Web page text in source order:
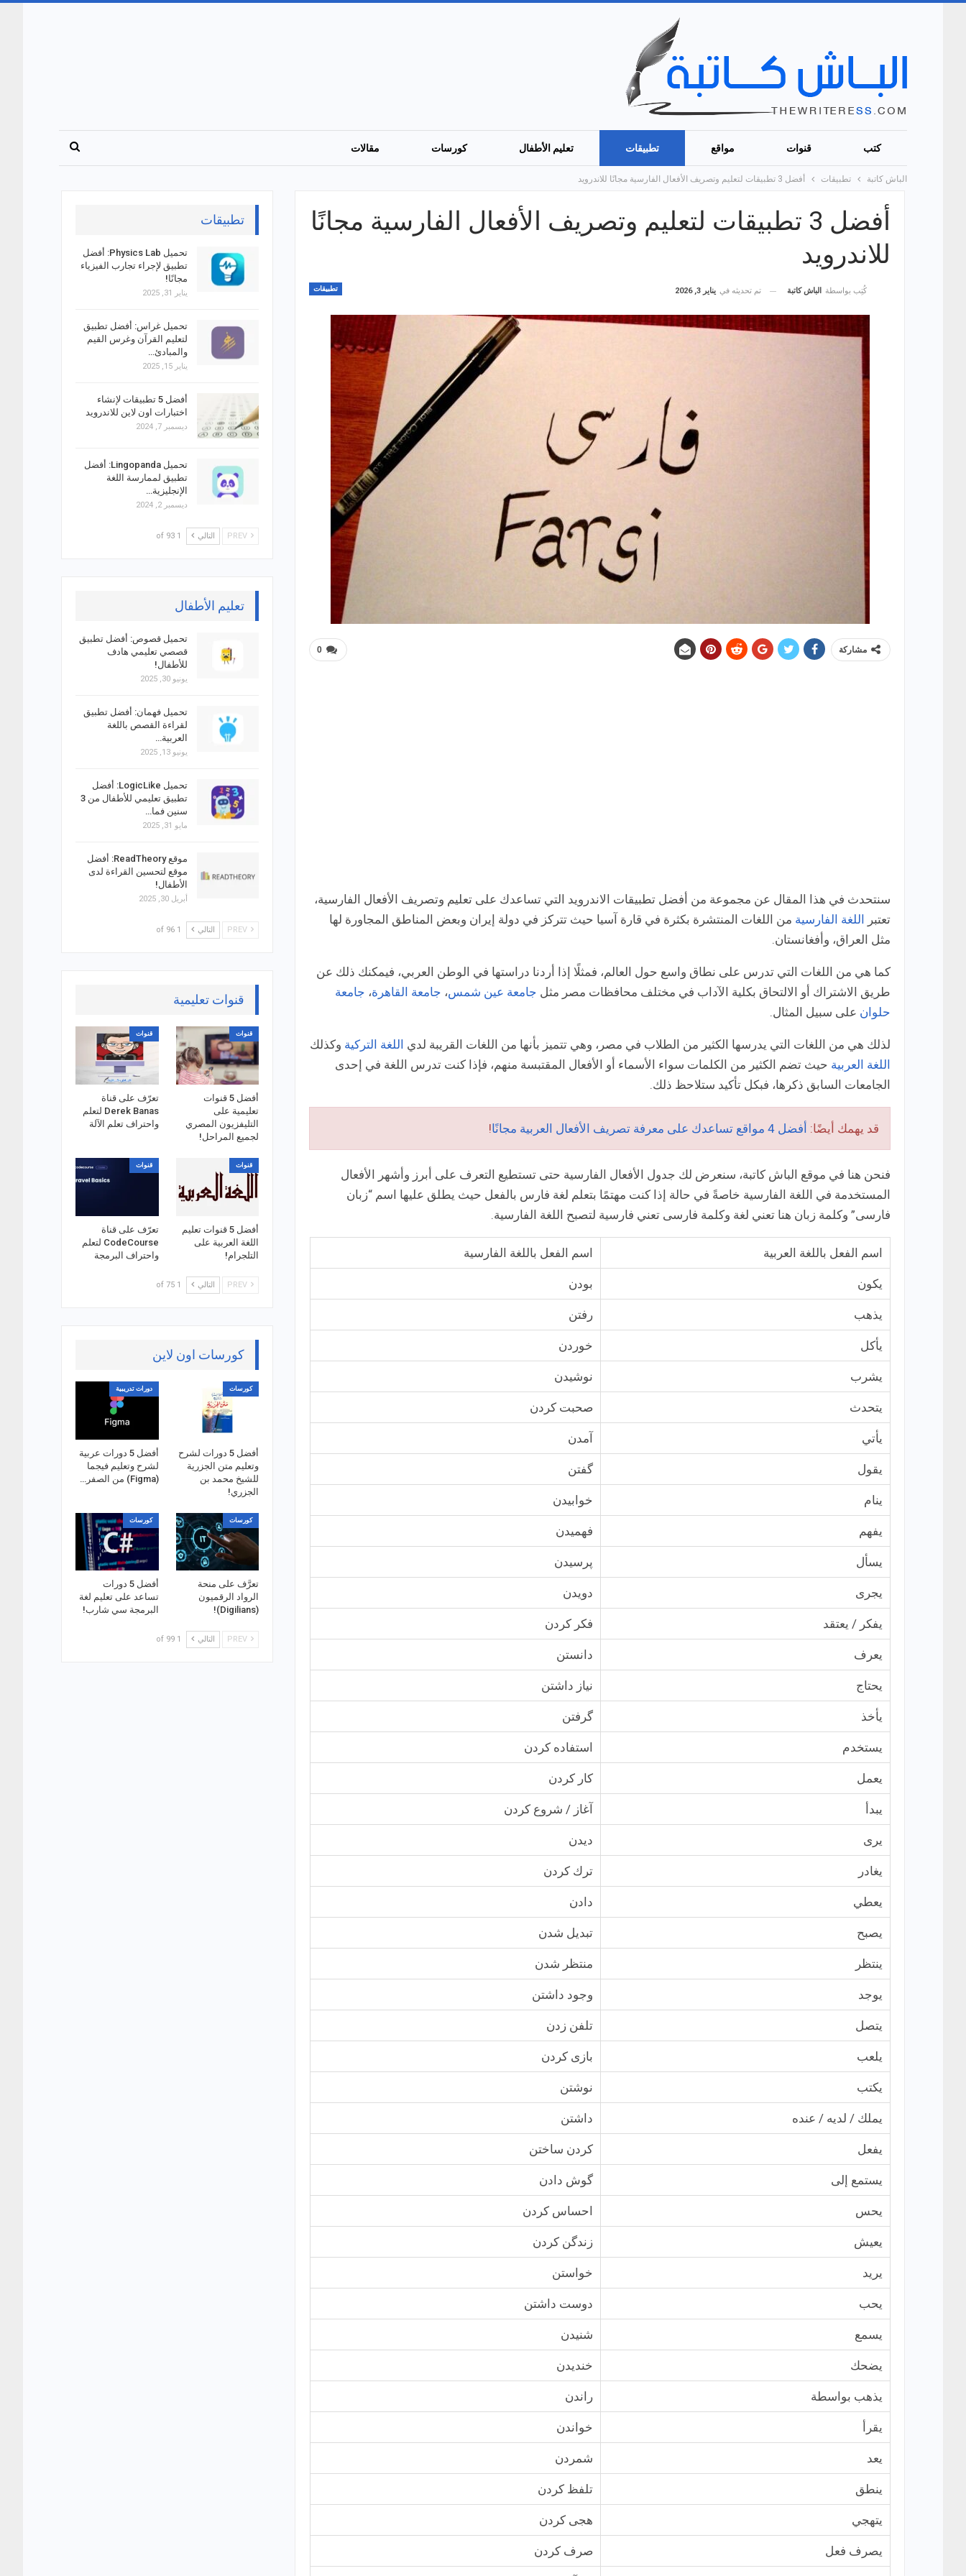
كتب قنوات مواقع تطبيقات تعليم الأطفال كورسات مقالات
الباش كاتبة تطبيقات أفضل 3 تطبيقات لتعليم وتصريف الأفعال الفارسية مجانًا للاندرويد
أفضل 3 تطبيقات لتعليم وتصريف الأفعال الفارسية مجانًا
للاندرويد
تطبيقات كُتِب بواسطة الباش كاتبة تم تحديثه في يناير 3, 2026
0 مشاركة
سنتحدث في هذا المقال عن مجموعة من أفضل تطبيقات الاندرويد التي تساعدك على تعليم وتصريف الأفعال الفارسية،
تعتبر
اللغة الفارسية من اللغات المنتشرة بكثرة في قارة آسيا حيث تتركز في دولة إيران وبعض المناطق المجاورة لها
مثل العراق، وأفغانستان.
كما هي من اللغات التي تدرس على نطاق واسع حول العالم، فمثلًا إذا أردنا دراستها في الوطن العربي، فيمكنك ذلك عن
طريق الاشتراك أو الالتحاق بكلية الآداب في مختلف محافظات مصر مثل جامعة عين شمس، جامعة القاهرة، جامعة
حلوان على سبيل المثال.
لذلك هي من اللغات التي يدرسها الكثير من الطلاب في مصر، وهي تتميز بأنها من اللغات القريبة لدي اللغة التركية وكذلك
اللغة العربية حيث تضم الكثير من الكلمات سواء الأسماء أو الأفعال المقتبسة منهم، فإذا كنت تدرس اللغة في إحدى
الجامعات السابق ذكرها، فبكل تأكيد ستلاحظ ذلك.
قد يهمك أيضًا: أفضل 4 مواقع تساعدك على معرفة تصريف الأفعال العربية مجانًا !
فنحن هنا في موقع الباش كاتبة، سنعرض لك جدول الأفعال الفارسية حتى تستطيع التعرف على أبرز وأشهر الأفعال
المستخدمة في اللغة الفارسية خاصةً في حالة إذا كنت مهتمًا بتعلم لغة فارس بالفعل حيث يطلق عليها اسم “زبان
فارسى” وكلمة زبان هنا تعني لغة وكلمة فارسى تعني فارسية لتصبح اللغة الفارسية.
اسم الفعل باللغة العربية اسم الفعل باللغة الفارسية
يكون بودن
يذهب رفتن
يأكل خوردن
يشرب نوشيدن
يتحدث صحبت كردن
يأتي آمدن
يقول گفتن
ينام خوابيدن
يفهم فهميدن
يسأل پرسیدن
يجرى دويدن
يفكر / يعتقد فكر كردن
يعرف دانستن
يحتاج نياز داشتن
يأخذ گرفتن
يستخدم استفاده كردن
يعمل كار كردن
يبدأ آغاز / شروع كردن
يرى ديدن
يغادر ترك كردن
يعطي دادن
يصبح تبديل شدن
ينتظر منتظر شدن
يوجد وجود داشتن
يتصل تلفن زدن
يلعب بازى كردن
يكتب نوشتن
يملك / لديه / عنده داشتن
يفعل كردن ساختن
يستمع إلى گوش دادن
يحس احساس كردن
يعيش زندگن كردن
يريد خواستن
يحب دوست داشتن
يسمع شنيدن
يضحك خنديدن
يذهب بواسطة راندن
يقرأ خواندن
يعد شمردن
ينطق تلفظ كردن
يتهجي هجى كردن
يصرف فعل صرف كردن
تطبيقات
تحميل Physics Lab: أفضل
تطبيق لإجراء تجارب الفيزياء
مجانًا!
يناير 31, 2025
تحميل غراس: أفضل تطبيق
لتعليم القرآن وغرس القيم
والمبادئ…
يناير 15, 2025
أفضل 5 تطبيقات لإنشاء
اختبارات اون لاين للاندرويد
ديسمبر 7, 2024
تحميل Lingopanda: أفضل
تطبيق لممارسة اللغة
الإنجليزية…
ديسمبر 2, 2024
التالي 1 of 93
تعليم الأطفال
تحميل قصوص: أفضل تطبيق
قصصي تعليمي هادف
للأطفال!
يونيو 30, 2025
تحميل فهمان: أفضل تطبيق
لقراءة القصص باللغة
العربية…
يونيو 13, 2025
تحميل LogicLike: أفضل
تطبيق تعليمي للأطفال من 3
سنين فما…
مايو 31, 2025
موقع ReadTheory: أفضل
موقع لتحسين القراءة لدى
الأطفال!
أبريل 30, 2025
التالي 1 of 96
قنوات تعليمية
قنوات
أفضل 5 قنوات
تعليمية على
التليفزيون المصري
لجميع المراحل!
قنوات
تعرّف على قناة
Derek Banas لتعلم
واحتراف تعلم الآلة
قنوات
أفضل 5 قنوات تعليم
اللغة العربية على
التلجرام!
قنوات
تعرّف على قناة
CodeCourse لتعلم
واحتراف البرمجة
التالي 1 of 75
كورسات اون لاين
كورسات
أفضل 5 دورات لشرح
وتعليم متن الجزرية
للشيخ محمد بن
الجزري!
دورات تدريبية
أفضل 5 دورات عربية
لشرح وتعليم فيجما
(Figma) من الصفر…
كورسات
تعرَّف على منحة
الرواد الرقميون
(Digilians)!
كورسات
أفضل 5 دورات
تساعد على تعليم لغة
البرمجة سي شارب!
التالي 1 of 99